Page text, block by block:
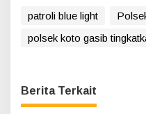
patroli blue light
polsek koto gasib
Berita Terkait